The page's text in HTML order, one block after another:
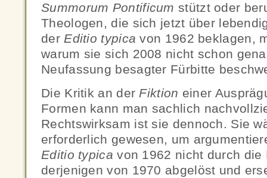
Summorum Pontificum stützt oder
Theologen, die sich jetzt über
der Editio typicavon 1962 beklagen,
warum sie sich 2008 nicht schon
Neufassung besagter Fürbitte
Die Kritik an der Fiktion einer
Formen kann man sachlich
Rechtswirksam ist sie dennoch. Sie
erforderlich gewesen, um
Editio typica von 1962 nicht durch die
derjenigen von 1970 abgelöst und